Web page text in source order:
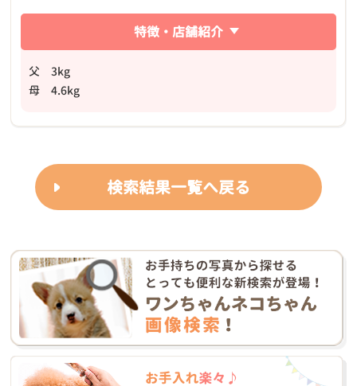
特徴・店舗紹介
父 3kg
母 4.6kg
検索結果一覧へ戻る